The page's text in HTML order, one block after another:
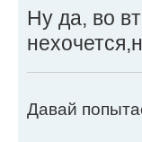
Ну да, во
Давай